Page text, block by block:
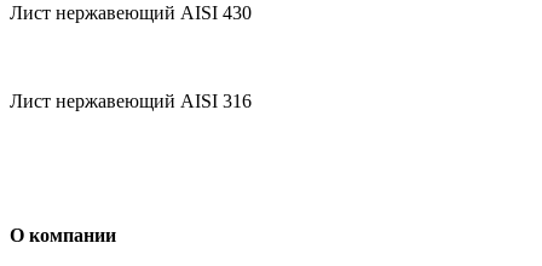
Лист нержавеющий AISI 430
Лист нержавеющий AISI 316
О компании